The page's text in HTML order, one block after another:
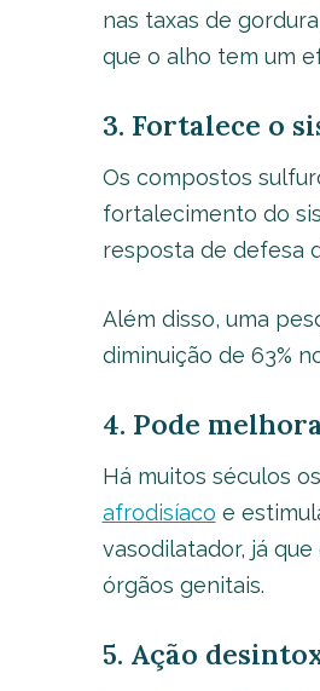
nas taxas de
que o alho tem um
3. Fortalece o
Os compostos
fortalecimento do
resposta de defesa
Além disso, uma
diminuição de 63%
4. Pode
Há muitos séculos
afrodisíaco e
vasodilatador, já
órgãos genitais.
5. Ação